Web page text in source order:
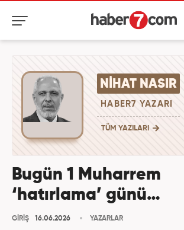
NIHAT NASIR
HABER7 YAZARI
TÜM YAZILARI
Bugün 1 Muharrem
‘hatırlama’ günü…
GİRİŞ 16.06.2026 YAZARLAR